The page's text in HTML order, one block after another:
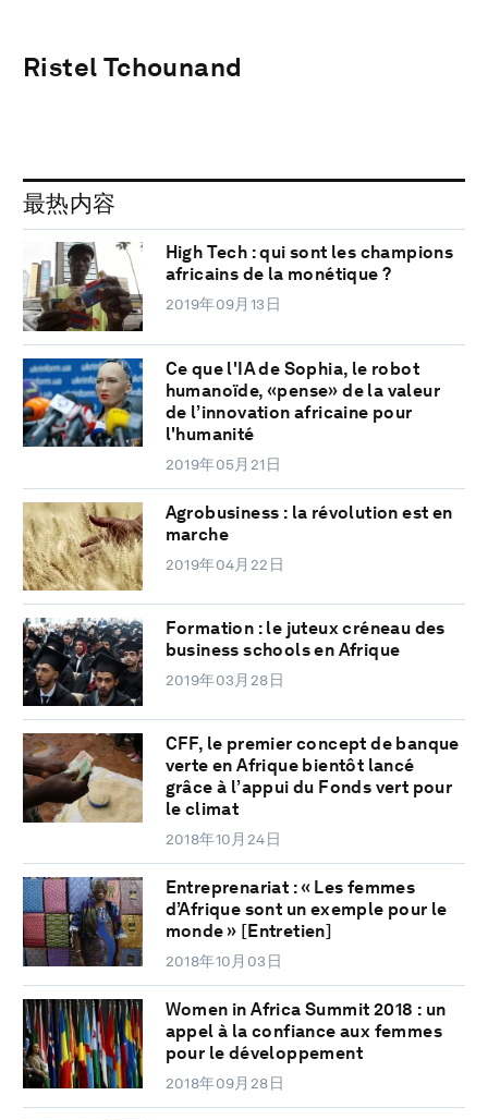
Ristel Tchounand
最热内容
High Tech : qui sont les champions
africains de la monétique ?
2019年09月13日
Ce que l'IA de Sophia, le robot
humanoïde, «pense» de la valeur
de l’innovation africaine pour
l'humanité
2019年05月21日
Agrobusiness : la révolution est en
marche
2019年04月22日
Formation : le juteux créneau des
business schools en Afrique
2019年03月28日
CFF, le premier concept de banque
verte en Afrique bientôt lancé
grâce à l’appui du Fonds vert pour
le climat
2018年10月24日
Entreprenariat : « Les femmes
d’Afrique sont un exemple pour le
monde » [Entretien]
2018年10月03日
Women in Africa Summit 2018 : un
appel à la confiance aux femmes
pour le développement
2018年09月28日